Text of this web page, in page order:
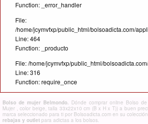
Function: _error_handler
File:
/home/jcymvfxp/public_html/bolsoadicta.com/
Line: 464
Function: _producto
File: /home/jcymvfxp/public_html/
Line: 316
Function: require_once
Bolso de mujer Belmondo. Dónde comprar online Bolso
Mujer , color beige, talla 33x22x10 cm (B x H x T)) a buen
marca seleccionado para ti por Bolsoadicta.com en su
rebajas y outlet para adictas a los bolsos.